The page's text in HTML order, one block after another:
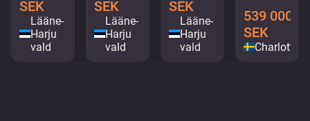
SEK
Lääne-
Harju
vald
SEK
Lääne-
Harju
vald
SEK
Lääne-
Harju
vald
539 000
SEK